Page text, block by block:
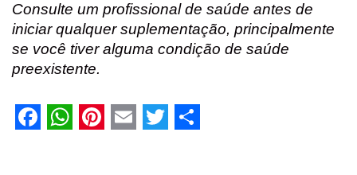
Consulte um profissional de saúde antes de
iniciar qualquer suplementação, principalmente
se você tiver alguma condição de saúde
preexistente.